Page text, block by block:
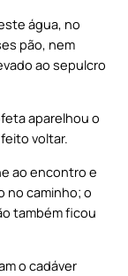
água, no
pão, nem
ao sepulcro
aparelhou o
voltar.
ao encontro e
no caminho; o
também ficou
o cadáver